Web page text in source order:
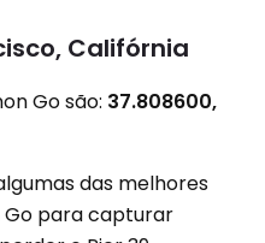
Califórnia
Go são: 37.808600,
das melhores
Go para capturar